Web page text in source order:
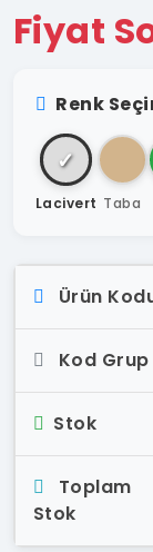
Fiyat
Renk
✓
Lacivert Taba
Ürün
Kod Grup
Stok
Toplam
Stok